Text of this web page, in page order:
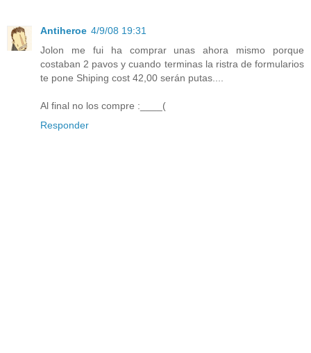
Antiheroe 4/9/08 19:31
Jolon me fui ha comprar unas ahora mismo porque
costaban 2 pavos y cuando terminas la ristra de formularios
te pone Shiping cost 42,00 serán putas....
Al final no los compre :____(
Responder